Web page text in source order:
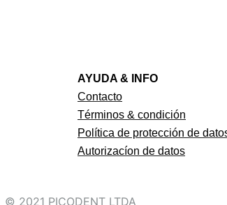
AYUDA & INFO
Contacto
Términos & condición
Política de protección de
Autorizacíon de datos
© 2021 PICODENT LTDA